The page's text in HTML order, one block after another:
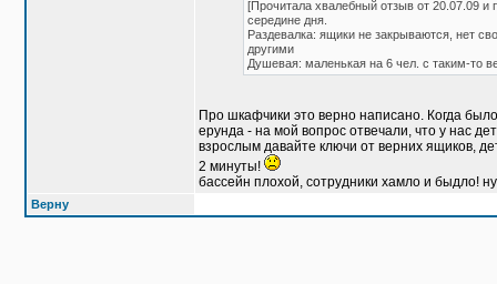
[Прочитала хвалебный отзыв от 20.07.09
середине дня.
Раздевалка: ящики не закрываются, нет
другими
Душевая: маленькая на 6 чел. с таким-то
Про шкафчики это верно написано. Когда
ерунда - на мой вопрос отвечали, что у нас
взрослым давайте ключи от верних ящиков,
2 минуты!
бассейн плохой, сотрудники хамло и быдло!
Верну